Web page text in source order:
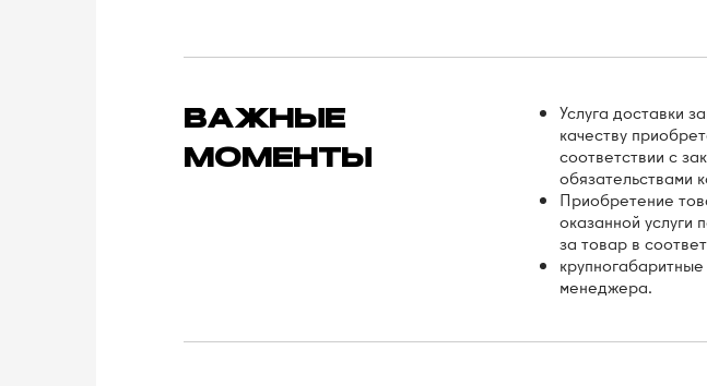
ВАЖНЫЕ
МОМЕНТЫ
Услуга доставки
качеству
соответствии с
обязательствами
Приобретение
оказанной услуги
за товар в
менеджера.